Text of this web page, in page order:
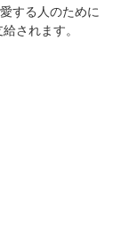
する人のために
されます。